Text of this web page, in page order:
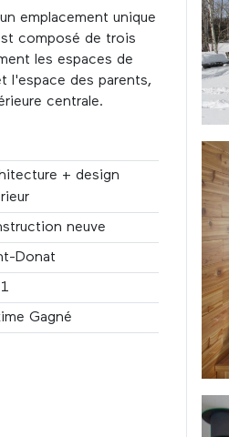
emplacement unique
composé de trois
les espaces de
l'espace des parents,
centrale.
+ design
neuve
Donat
Gagné